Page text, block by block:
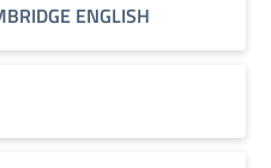
ENGLISH